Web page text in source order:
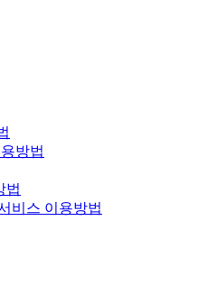
방법
법
비스 이용방법